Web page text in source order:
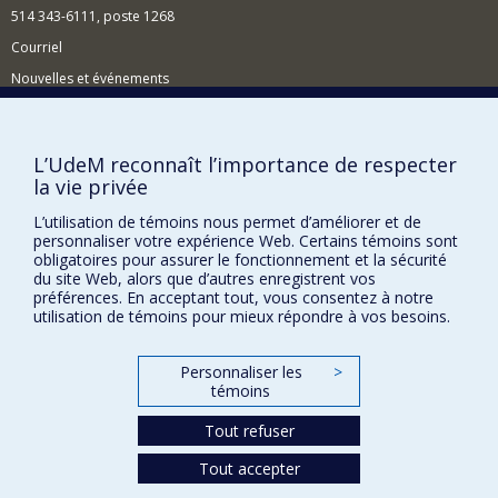
(OCDE).
514 343-6111, poste 1268
Courriel
Nouvelles et événements
BESOIN D'AIDE?
Plan du site
Signaler une erreur
Accessibilité
FACULTÉ DES ARTS ET DES SCIENCES
Nos centres d'études
L’UdeM reconnaît l’importance de respecter
la vie privée
L’utilisation de témoins nous permet d’améliorer et de
personnaliser votre expérience Web. Certains témoins sont
obligatoires pour assurer le fonctionnement et la sécurité
du site Web, alors que d’autres enregistrent vos
préférences. En acceptant tout, vous consentez à notre
utilisation de témoins pour mieux répondre à vos besoins.
Personnaliser les
témoins
>
Tout refuser
Tout accepter